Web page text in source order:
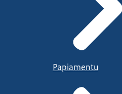
Papiamentu